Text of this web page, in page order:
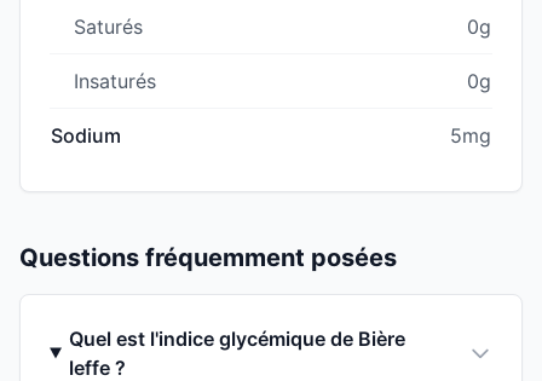
Saturés 0g
Insaturés 0g
Sodium 5mg
Questions fréquemment posées
Quel est l'indice glycémique de Bière
leffe ?